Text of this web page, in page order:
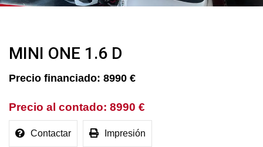
MINI ONE 1.6 D
8990 €
8990 €
Contactar Impresión